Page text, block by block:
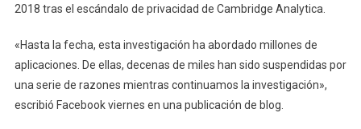
Apps
Violar
Políticas
De
2018 tras el escándalo de privacidad de Cambridge Analytica.
«Hasta la fecha, esta investigación ha abordado millones de
aplicaciones. De ellas, decenas de miles han sido suspendidas por
una serie de razones mientras continuamos la investigación»,
escribió Facebook viernes en una publicación de blog.